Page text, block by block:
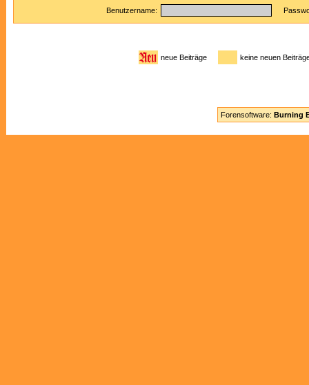
Benutzername:
neue Beiträge keine neuen
Forensoftware: Burning